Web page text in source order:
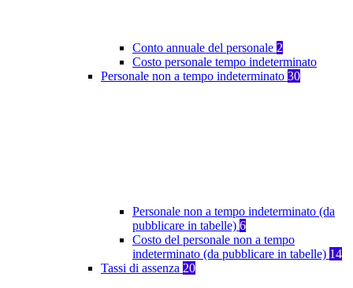
Conto annuale del personale 2
Costo personale tempo indeterminato
Personale non a tempo indeterminato 30
Personale non a tempo indeterminato (da
pubblicare in tabelle) 6
Costo del personale non a tempo
indeterminato (da pubblicare in tabelle) 14
Tassi di assenza 20